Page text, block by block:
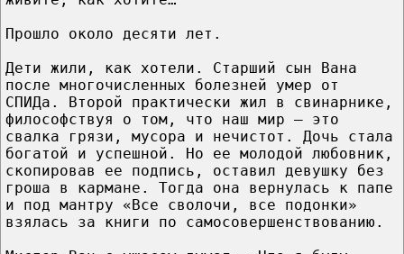
Прошло около десяти лет.
Дети жили, как хотели. Старший сын Вана
после многочисленных болезней умер от
СПИДа. Второй практически жил в свинарнике,
философствуя о том, что наш мир – это
свалка грязи, мусора и нечистот. Дочь стала
богатой и успешной. Но ее молодой любовник,
скопировав ее подпись, оставил девушку без
гроша в кармане. Тогда она вернулась к папе
и под мантру «Все сволочи, все подонки»
взялась за книги по самосовершенствованию.